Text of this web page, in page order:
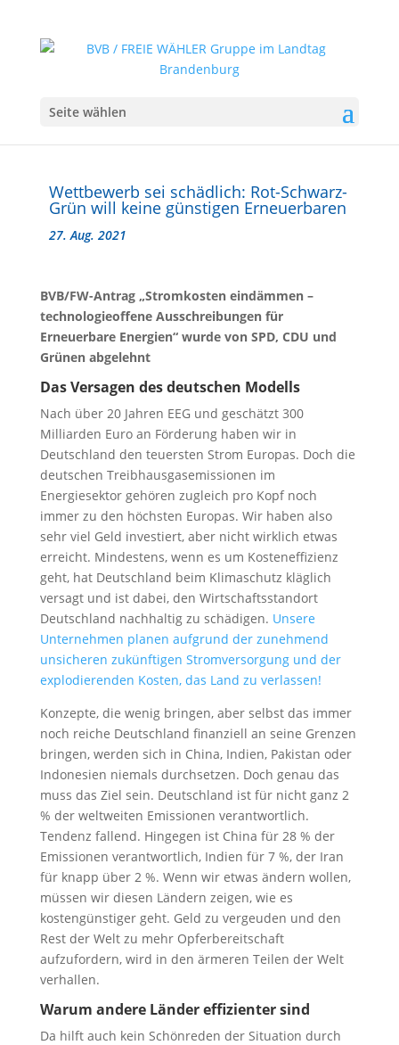
Seite wählen
Wettbewerb sei schädlich: Rot-Schwarz-
Grün will keine günstigen Erneuerbaren
27. Aug. 2021
BVB/FW-Antrag „Stromkosten eindämmen –
technologieoffene Ausschreibungen für
Erneuerbare Energien“ wurde von SPD, CDU und
Grünen abgelehnt
Das Versagen des deutschen Modells
Nach über 20 Jahren EEG und geschätzt 300
Milliarden Euro an Förderung haben wir in
Deutschland den teuersten Strom Europas. Doch die
deutschen Treibhausgasemissionen im
Energiesektor gehören zugleich pro Kopf noch
immer zu den höchsten Europas. Wir haben also
sehr viel Geld investiert, aber nicht wirklich etwas
erreicht. Mindestens, wenn es um Kosteneffizienz
geht, hat Deutschland beim Klimaschutz kläglich
versagt und ist dabei, den Wirtschaftsstandort
Deutschland nachhaltig zu schädigen. Unsere
Unternehmen planen aufgrund der zunehmend
unsicheren zukünftigen Stromversorgung und der
explodierenden Kosten, das Land zu verlassen!
Konzepte, die wenig bringen, aber selbst das immer
noch reiche Deutschland finanziell an seine Grenzen
bringen, werden sich in China, Indien, Pakistan oder
Indonesien niemals durchsetzen. Doch genau das
muss das Ziel sein. Deutschland ist für nicht ganz 2
% der weltweiten Emissionen verantwortlich.
Tendenz fallend. Hingegen ist China für 28 % der
Emissionen verantwortlich, Indien für 7 %, der Iran
für knapp über 2 %. Wenn wir etwas ändern wollen,
müssen wir diesen Ländern zeigen, wie es
kostengünstiger geht. Geld zu vergeuden und den
Rest der Welt zu mehr Opferbereitschaft
aufzufordern, wird in den ärmeren Teilen der Welt
verhallen.
Warum andere Länder effizienter sind
Da hilft auch kein Schönreden der Situation durch